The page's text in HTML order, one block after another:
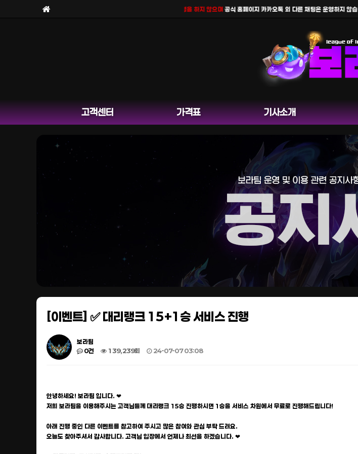
사칭한 피해 사례 채널 운영을 하지 않으며공식 홈페이지 카카오톡 외 다른 채팅은 운영하지 않습니다.
고객센터 가격표 기사소개
[이벤트] ✅ 대리랭크 15+1승 서비스 진행
보라팀
0건
139,239회 24-07-07 03:08
안녕하세요! 보라팀 입니다. ❤
저희 보라팀을 이용해주시는 고객님들께 대리랭크 15승 진행하시면 1승을 서비스 차원에서 무료로 진행해드립니다!
아래 진행 중인 다른 이벤트를 참고하여 주시고 많은 참여와 관심 부탁 드려요.
오늘도 찾아주셔서 감사합니다. 고객님 입장에서 언제나 최선을 하겠습니다. ❤